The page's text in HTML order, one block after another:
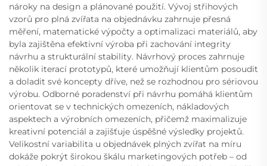
nároky na design a plánované použití. Vývoj střihových
vzorů pro plná zvířata na objednávku zahrnuje přesná
měření, matematické výpočty a optimalizaci materiálů, aby
byla zajištěna efektivní výroba při zachování integrity
návrhu a strukturální stability. Návrhový proces zahrnuje
několik iterací prototypů, které umožňují klientům posoudit
a doladit své koncepty dříve, než se rozhodnou pro sériovou
výrobu. Odborné poradenství při návrhu pomáhá klientům
orientovat se v technických omezeních, nákladových
aspektech a výrobních omezeních, přičemž maximalizuje
kreativní potenciál a zajišťuje úspěšné výsledky projektů.
Velikostní variabilita u objednávek plných zvířat na míru
dokáže pokrýt širokou škálu marketingových potřeb – od